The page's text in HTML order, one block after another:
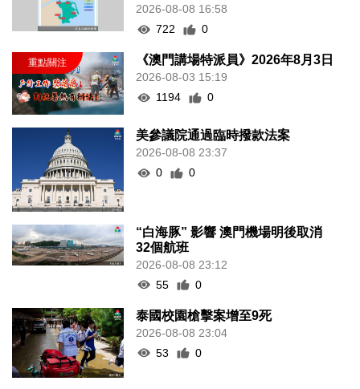
2026-08-08 16:58
722
0
《澳門講場特派員》2026年8月3日
2026-08-03 15:19
1194
0
美參議院通過臨時撥款法案
2026-08-08 23:37
0
0
“白海豚” 影響 澳門機場明後取消
32個航班
2026-08-08 23:12
55
0
泰國校園槍擊案增至9死
2026-08-08 23:04
53
0